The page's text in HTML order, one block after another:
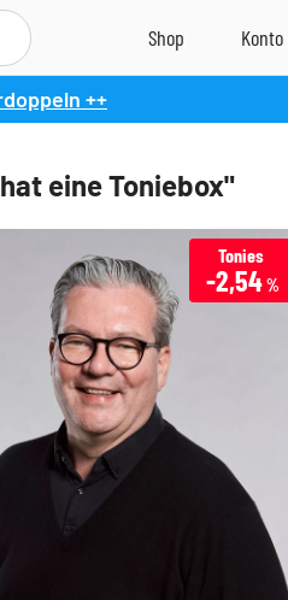
++
eine Toniebox"
Tonies
-2,54%